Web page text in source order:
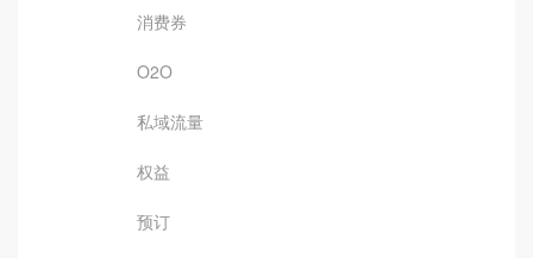
消费券
O2O
私域流量
权益
预订